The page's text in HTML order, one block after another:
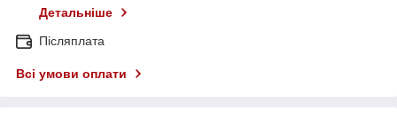
Детальніше
Післяплата
Всі умови оплати